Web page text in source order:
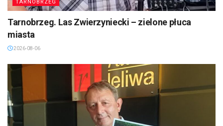
TARNOBRZEG
Tarnobrzeg. Las Zwierzyniecki – zielone płuca
miasta
2026-08-06